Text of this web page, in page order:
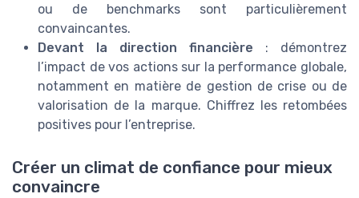
ou de benchmarks sont particulièrement
convaincantes.
Devant la direction financière : démontrez
l’impact de vos actions sur la performance globale,
notamment en matière de gestion de crise ou de
valorisation de la marque. Chiffrez les retombées
positives pour l’entreprise.
Créer un climat de confiance pour mieux
convaincre